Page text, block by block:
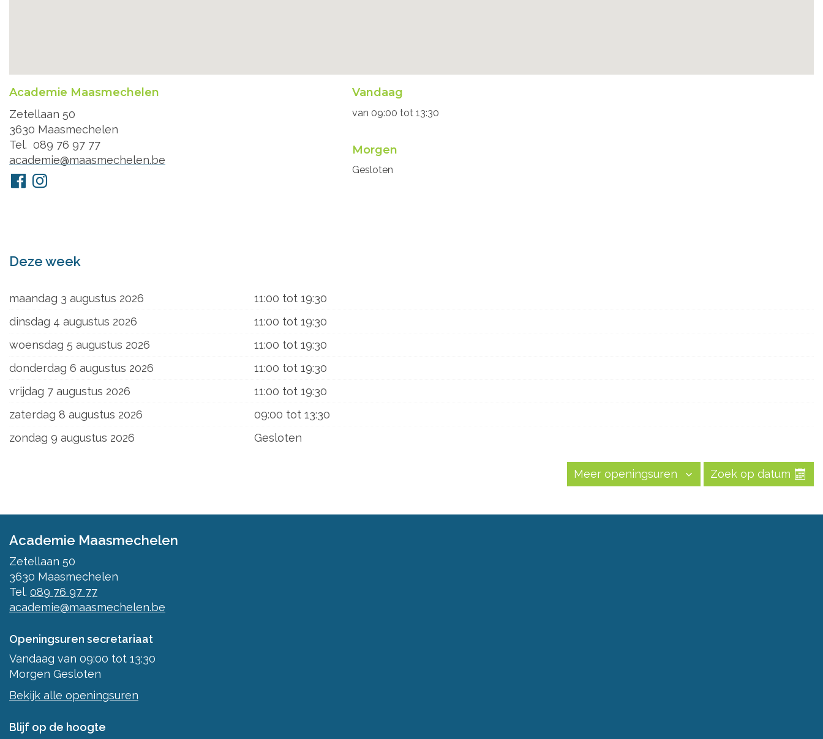
Academie Maasmechelen
Adres
Zetellaan 50
3630 Maasmechelen
Tel.
089 76 97 77
E-
mail
academie@maasmechelen.be
Volg
ons
FacebookInstagram
Openingsuren
Vandaag
van 09:00 tot 13:30
Morgen
Gesloten
Deze week
maandag 3 augustus 2026 11:00 tot 19:30
dinsdag 4 augustus 2026
11:00 tot 19:30
woensdag 5 augustus 2026
11:00 tot 19:30
donderdag 6 augustus 2026
11:00 tot 19:30
vrijdag 7 augustus 2026
11:00 tot 19:30
zaterdag 8 augustus 2026
09:00 tot 13:30
zondag 9 augustus 2026
Gesloten
Meer openingsuren Zoek op datum
Academie Maasmechelen
Zetellaan 50
3630 Maasmechelen
Tel. 089 76 97 77
academie@maasmechelen.be
Openingsuren secretariaat
Vandaag van 09:00 tot 13:30
Morgen Gesloten
Bekijk alle openingsuren
Blijf op de hoogte